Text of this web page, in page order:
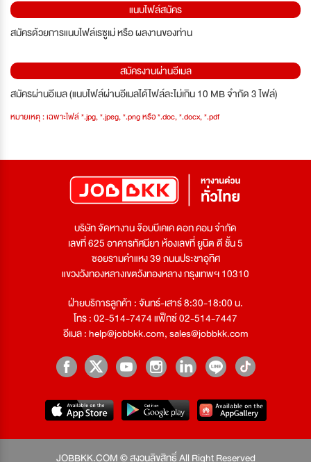
แนบไฟล์สมัคร
สมัครด้วยการแนบไฟล์เรซูเม่ หรือ ผลงานของท่าน
สมัครงานผ่านอีเมล
สมัครผ่านอีเมล (แนบไฟล์ผ่านอีเมลได้ไฟล์ละไม่เกิน 10 MB จำกัด 3 ไฟล์)
หมายเหตุ : เฉพาะไฟล์ *.jpg, *.jpeg, *.png หรือ *.doc, *.docx, *.pdf
บริษัท จัดหางาน จ๊อบบีเคเค ดอท คอม จำกัด
เลขที่ 625 อาคารทัศนียา ห้องเลขที่ ยูนิต ดี ชั้น 5
ซอยรามคำแหง 39 ถนนประชาอุทิศ
แขวงวังทองหลางเขตวังทองหลาง กรุงเทพฯ 10310
ฝ่ายบริการลูกค้า : จันทร์-เสาร์ 8:30-18:00 น.
โทร : 02-514-7474 แฟ็กซ์ 02-514-7447
อีเมล :help@jobbkk.com,sales@jobbkk.com
JOBBKK.COM © สงวนลิขสิทธิ์ All Right Reserved